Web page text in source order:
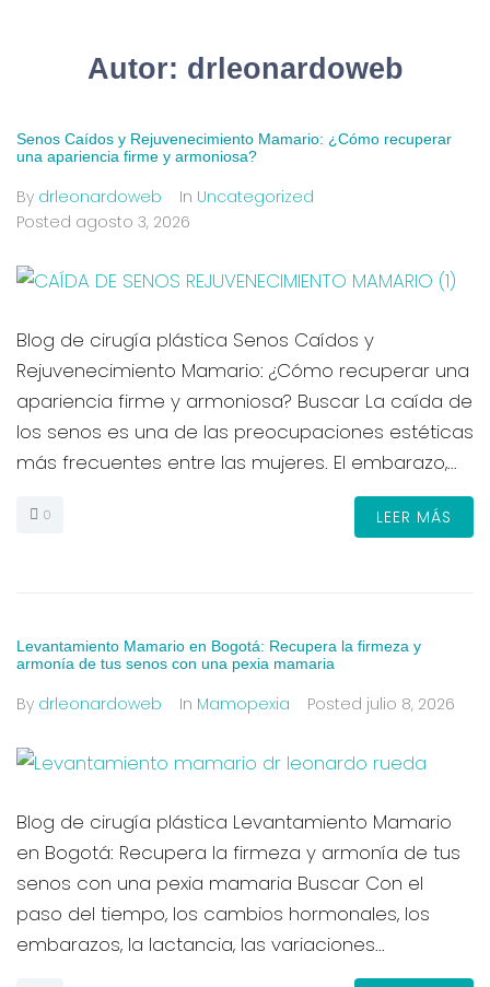
Autor: drleonardoweb
Senos Caídos y Rejuvenecimiento Mamario: ¿Cómo recuperar
una apariencia firme y armoniosa?
By drleonardoweb In Uncategorized
Posted agosto 3, 2026
Blog de cirugía plástica Senos Caídos y
Rejuvenecimiento Mamario: ¿Cómo recuperar una
apariencia firme y armoniosa? Buscar La caída de
los senos es una de las preocupaciones estéticas
más frecuentes entre las mujeres. El embarazo,...
0 LEER MÁS
Levantamiento Mamario en Bogotá: Recupera la firmeza y
armonía de tus senos con una pexia mamaria
By drleonardoweb In Mamopexia Posted julio 8, 2026
Blog de cirugía plástica Levantamiento Mamario
en Bogotá: Recupera la firmeza y armonía de tus
senos con una pexia mamaria Buscar Con el
paso del tiempo, los cambios hormonales, los
embarazos, la lactancia, las variaciones...